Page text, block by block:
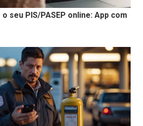
seu PIS/PASEP online: App com